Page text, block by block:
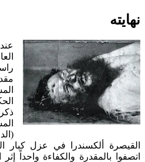
نهايته
القيصرة ألكسندرا في عزل كبار
اتصفوا بالمقدرة والكفاءة واحداً